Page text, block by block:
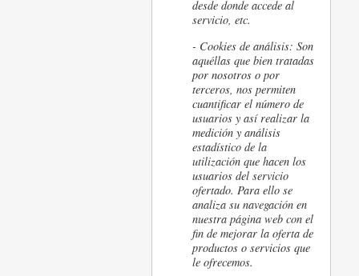
desde donde accede al
servicio, etc.
- Cookies de análisis: Son
aquéllas que bien tratadas
por nosotros o por
terceros, nos permiten
cuantificar el número de
usuarios y así realizar la
medición y análisis
estadístico de la
utilización que hacen los
usuarios del servicio
ofertado. Para ello se
analiza su navegación en
nuestra página web con el
fin de mejorar la oferta de
productos o servicios que
le ofrecemos.